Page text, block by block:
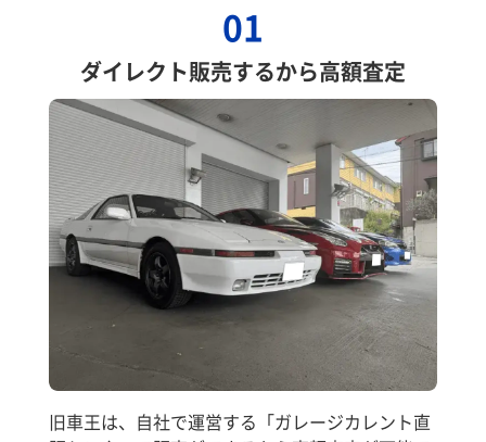
01
ダイレクト販売するから高額査定
旧車王は、自社で運営する「ガレージカレント直